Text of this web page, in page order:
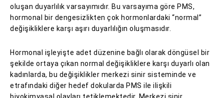
oluşan duyarlılık varsayımıdır. Bu varsayıma göre PMS,
hormonal bir dengesizlikten çok hormonlardaki “normal”
değişikliklere karşı aşırı duyarlılığın oluşmasıdır.
Hormonal işleyişte adet düzenine bağlı olarak döngüsel bir
şekilde ortaya çıkan normal değişikliklere karşı duyarlı olan
kadınlarda, bu değişiklikler merkezi sinir sisteminde ve
etrafındaki diğer hedef dokularda PMS ile ilişkili